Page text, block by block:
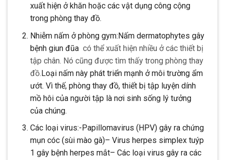
xuất hiện ở khăn hoặc các vật dụng công cộng
trong phòng thay đồ.
Nhiễm nấm ở phòng gym:Nấm dermatophytes gây
bệnh giun đũa có thể xuất hiện nhiều ở các thiết bị
tập chân. Nó cũng được tìm thấy trong phòng thay
đồ.Loại nấm này phát triển mạnh ở môi trường ẩm
ướt. Vì thế, phòng thay đồ, thiết bị tập luyện dính
mồ hôi của người tập là nơi sinh sống lý tưởng
của chúng.
Các loại virus:-Papillomavirus (HPV) gây ra chứng
mụn cóc (sùi mào gà)– Virus herpes simplex tuýp
1 gây bệnh herpes mắt– Các loại virus gây ra các